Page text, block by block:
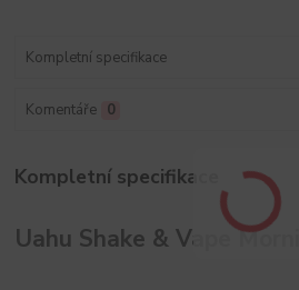
Kompletní specifikace
Komentáře 0
Kompletní specifikace
Uahu Shake & Vape